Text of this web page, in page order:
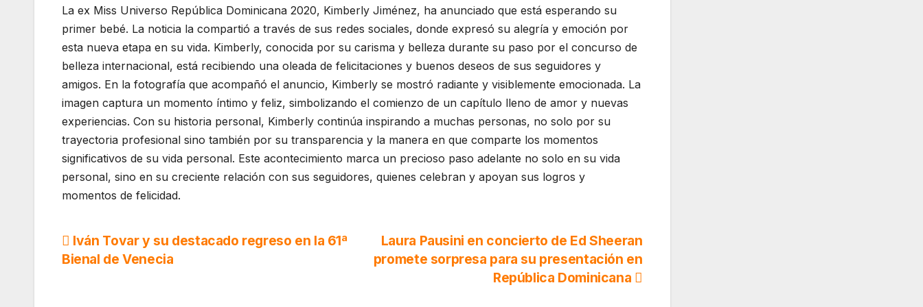
La ex Miss Universo República Dominicana 2020, Kimberly Jiménez, ha anunciado que está esperando su
primer bebé. La noticia la compartió a través de sus redes sociales, donde expresó su alegría y emoción por
esta nueva etapa en su vida. Kimberly, conocida por su carisma y belleza durante su paso por el concurso de
belleza internacional, está recibiendo una oleada de felicitaciones y buenos deseos de sus seguidores y
amigos. En la fotografía que acompañó el anuncio, Kimberly se mostró radiante y visiblemente emocionada. La
imagen captura un momento íntimo y feliz, simbolizando el comienzo de un capítulo lleno de amor y nuevas
experiencias. Con su historia personal, Kimberly continúa inspirando a muchas personas, no solo por su
trayectoria profesional sino también por su transparencia y la manera en que comparte los momentos
significativos de su vida personal. Este acontecimiento marca un precioso paso adelante no solo en su vida
personal, sino en su creciente relación con sus seguidores, quienes celebran y apoyan sus logros y
momentos de felicidad.
Navegación
de
Laura Pausini en concierto de Ed Sheeran
promete sorpresa para su presentación en
República Dominicana
Iván Tovar y su destacado regreso en la 61ª
Bienal de Venecia